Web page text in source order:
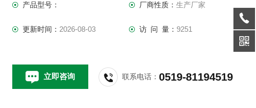
HYG-B全温摇瓶柜（：双层双开门）的详细资料：
HYG-B全温摇瓶柜（双层双开门） 技术指标：
产品型号： 厂商性质： 生产厂家
更新时间： 2026-08-03 访 问 量： 9251
立即咨询 联系电话：0519-81194519